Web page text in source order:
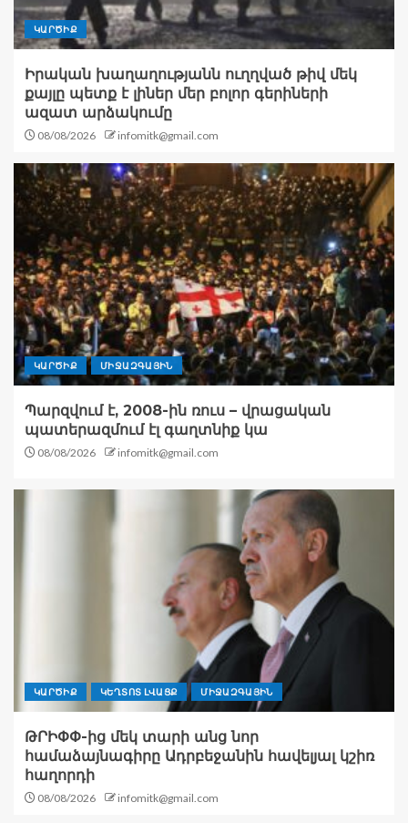
ԿԱՐԾԻՔ
Իրական խաղաղությանն ուղղված թիվ մեկ
քայլը պետք է լիներ մեր բոլոր գերիների
ազատ արձակումը
08/08/2026 infomitk@gmail.com
ԿԱՐԾԻՔ ՄԻՋԱԶԳԱՅԻՆ
Պարզվում է, 2008-ին ռուս – վրացական
պատերազմում էլ գաղտնիք կա
08/08/2026 infomitk@gmail.com
ԿԱՐԾԻՔ ԿԵՂՏՈՏ ԼՎԱՑՔ ՄԻՋԱԶԳԱՅԻՆ
ԹՐԻՓՓ-ից մեկ տարի անց նոր
համաձայնագիրը Ադրբեջանին հավելյալ կշիռ
հաղորդի
08/08/2026 infomitk@gmail.com